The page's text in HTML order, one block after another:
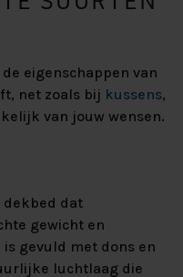
eigenschappen van
net zoals bij kussens,
van jouw wensen.
dekbed dat
gewicht en
gevuld met dons en
luchtlaag die